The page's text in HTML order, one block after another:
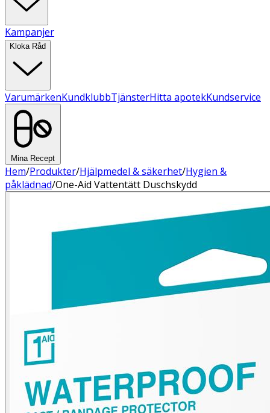
Kampanjer
Kloka Råd
VarumärkenKundklubbTjänsterHitta apotekKundservice
Mina Recept
Hem/Produkter/Hjälpmedel & säkerhet/Hygien &
påklädnad/One-Aid Vattentätt Duschskydd